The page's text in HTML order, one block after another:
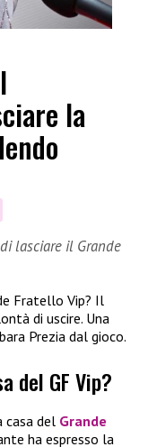
la
lasciare il Grande
Fratello Vip? Il
di uscire. Una
Prezia dal gioco.
del GF Vip?
casa del Grande
ha espresso la